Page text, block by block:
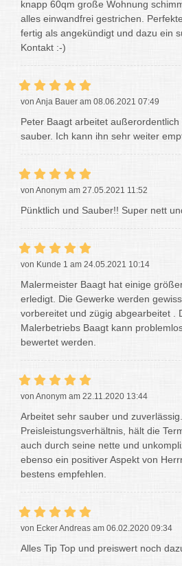
knapp 60qm große Wohnung
alles einwandfrei gestrichen.
fertig als angekündigt und dazu ein
Kontakt :-)
von Anja Bauer am 08.06.2021 07:49
Peter Baagt arbeitet
sauber. Ich kann ihn sehr weiter
von Anonym am 27.05.2021 11:52
Pünktlich und Sauber!! Super nett
von Kunde 1 am 24.05.2021 10:14
Malermeister Baagt hat einige
erledigt. Die Gewerke werden
vorbereitet und zügig abgearbeitet .
Malerbetriebs Baagt kann
bewertet werden.
von Anonym am 22.11.2020 13:44
Arbeitet sehr sauber und
Preisleistungsverhältnis, hält die
auch durch seine nette und
ebenso ein positiver Aspekt von
bestens empfehlen.
von Ecker Andreas am 06.02.2020 09:34
Alles Tip Top und preiswert noch